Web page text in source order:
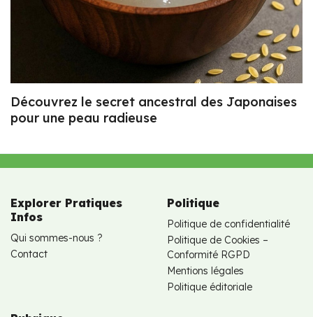
Découvrez le secret ancestral des Japonaises
pour une peau radieuse
Explorer Pratiques
Infos
Qui sommes-nous ?
Contact
Politique
Politique de confidentialité
Politique de Cookies –
Conformité RGPD
Mentions légales
Politique éditoriale